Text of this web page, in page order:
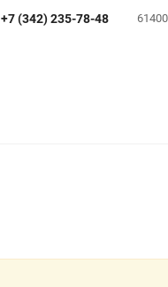
+7 (342) 235-78-48